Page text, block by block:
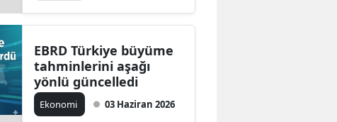
EBRD Türkiye büyüme
tahminlerini aşağı
yönlü güncelledi
Ekonomi 03 Haziran 2026